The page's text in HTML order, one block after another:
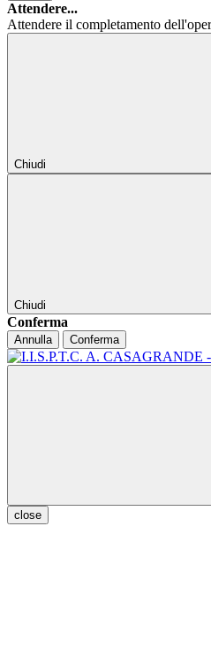
Attendere...
Attendere il completamento
Chiudi
Chiudi
Conferma
Annulla Conferma
close